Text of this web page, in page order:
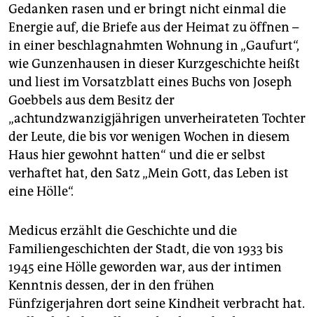
Gedanken rasen und er bringt nicht einmal die
Energie auf, die Briefe aus der Heimat zu öffnen –
in einer beschlagnahmten Wohnung in „Gaufurt“,
wie Gunzenhausen in dieser Kurzgeschichte heißt
und liest im Vorsatzblatt eines Buchs von Joseph
Goebbels aus dem Besitz der
„achtundzwanzigjährigen unverheirateten Tochter
der Leute, die bis vor wenigen Wochen in diesem
Haus hier gewohnt hatten“ und die er selbst
verhaftet hat, den Satz „Mein Gott, das Leben ist
eine Hölle“.
Medicus erzählt die Geschichte und die
Familiengeschichten der Stadt, die von 1933 bis
1945 eine Hölle geworden war, aus der intimen
Kenntnis dessen, der in den frühen
Fünfzigerjahren dort seine Kindheit verbracht hat.